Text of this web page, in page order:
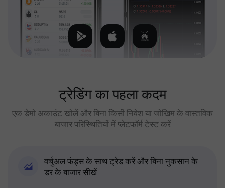
ट्रेडिंग का पहला कदम
एक डेमो अकाउंट खोलें और बिना किसी निवेश या जोखिम के वास्तविक
बाजार परिस्थितियों में प्लेटफॉर्म टेस्ट करें
वर्चुअल फंड्स के साथ ट्रेड करें और बिना नुकसान के
डर के बाजार सीखें